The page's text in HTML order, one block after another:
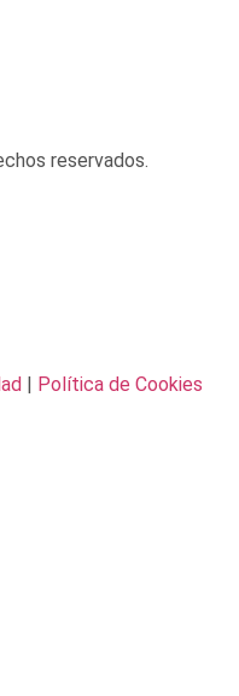
reservados.
| Política de Cookies